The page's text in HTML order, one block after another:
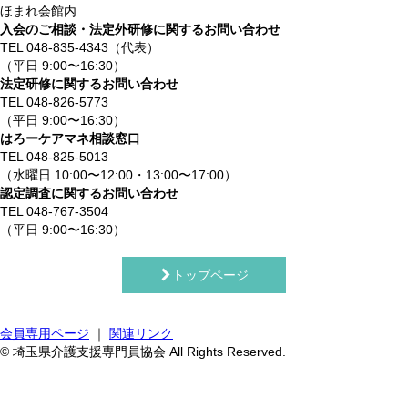
ほまれ会館内
入会のご相談・法定外研修に関するお問い合わせ
TEL 048-835-4343（代表）
（平日 9:00〜16:30）
法定研修に関するお問い合わせ
TEL 048-826-5773
（平日 9:00〜16:30）
はろーケアマネ相談窓口
TEL 048-825-5013
（水曜日 10:00〜12:00・13:00〜17:00）
認定調査に関するお問い合わせ
TEL 048-767-3504
（平日 9:00〜16:30）
トップページ
会員専用ページ ｜ 関連リンク
© 埼玉県介護支援専門員協会 All Rights Reserved.